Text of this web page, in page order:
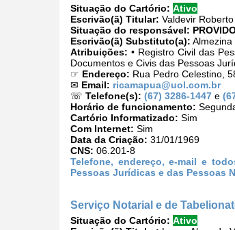
Situação do Cartório: Ativo
Escrivão(ã) Titular: Valdevir
Situação do responsável:
Escrivão(ã) Substituto(a):
Atribuições: • Registro Civil das
Documentos e Civis das Pessoas
☞ Endereço: Rua Pedro Celestino,
✉ Email: ricamapua@uol.com.br
☏ Telefone(s): (67) 3286-1447 e
Horário de funcionamento:
Cartório Informatizado: Sim
Com Internet: Sim
Data da Criação: 31/01/1969
CNS: 06.201-8
Telefone, endereço, e-mail e
Pessoas Jurídicas e das Pessoas
Serviço Notarial e de
Situação do Cartório: Ativo